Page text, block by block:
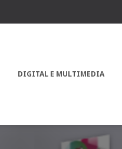
DIGITAL E MULTIMEDIA